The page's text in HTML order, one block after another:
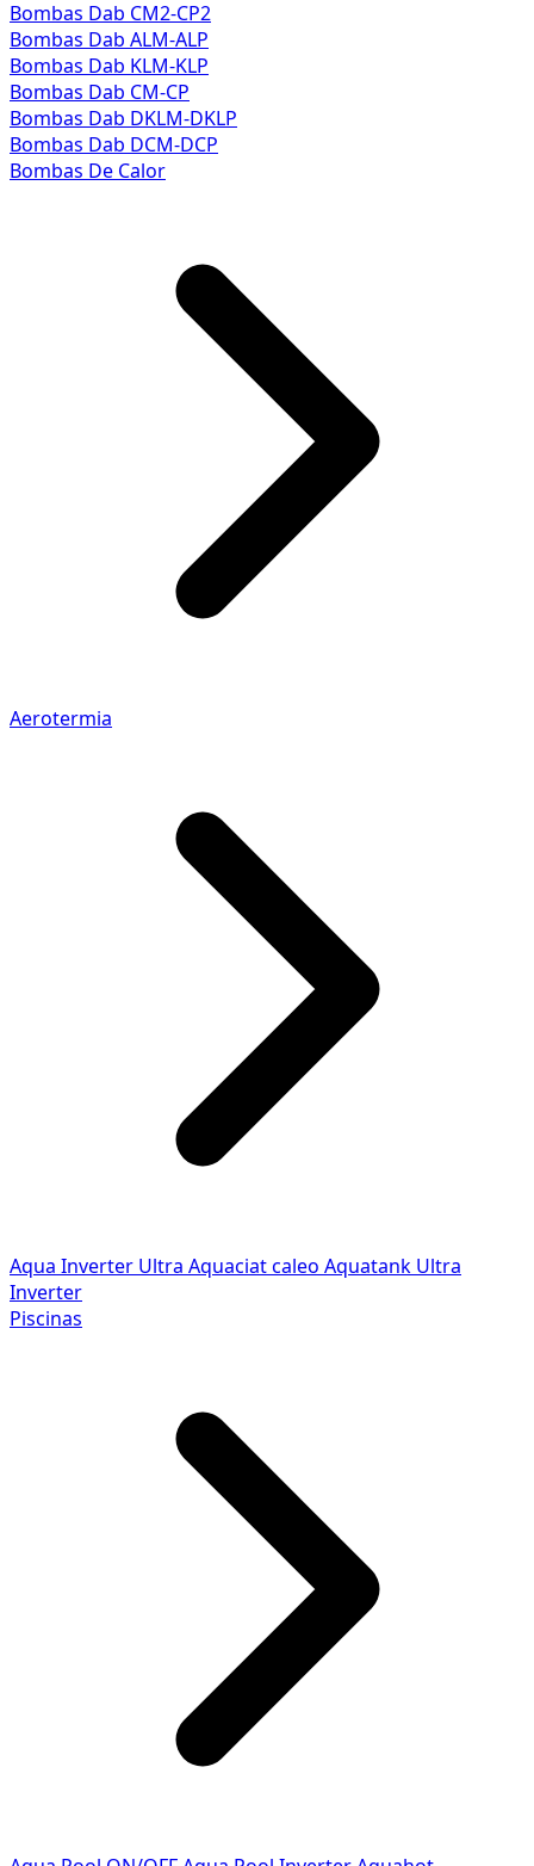
Bombas Dab CM2-CP2
Bombas Dab ALM-ALP
Bombas Dab KLM-KLP
Bombas Dab CM-CP
Bombas Dab DKLM-DKLP
Bombas Dab DCM-DCP
Bombas De Calor
Aerotermia
Aqua Inverter Ultra Aquaciat caleo Aquatank Ultra
Inverter
Piscinas